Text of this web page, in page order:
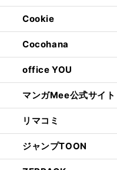
Cookie
Cocohana
office YOU
マンガMee公式サイト
リマコミ
ジャンプTOON